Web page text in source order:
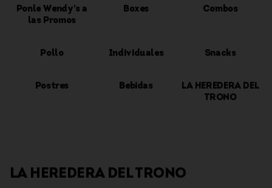
Ponle Wendy's a
las Promos
Boxes Combos
Pollo Individuales Snacks
Postres Bebidas
LA HEREDERA DEL
TRONO
LA HEREDERA DEL TRONO